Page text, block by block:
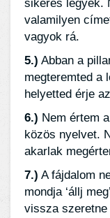
sikeres legyek.
valamilyen
vagyok rá.
5.) Abban a
megteremted a
helyetted érje
6.) Nem értem
közös nyelvet.
akarlak
7.) A fájdalom
mondja ‘állj
vissza